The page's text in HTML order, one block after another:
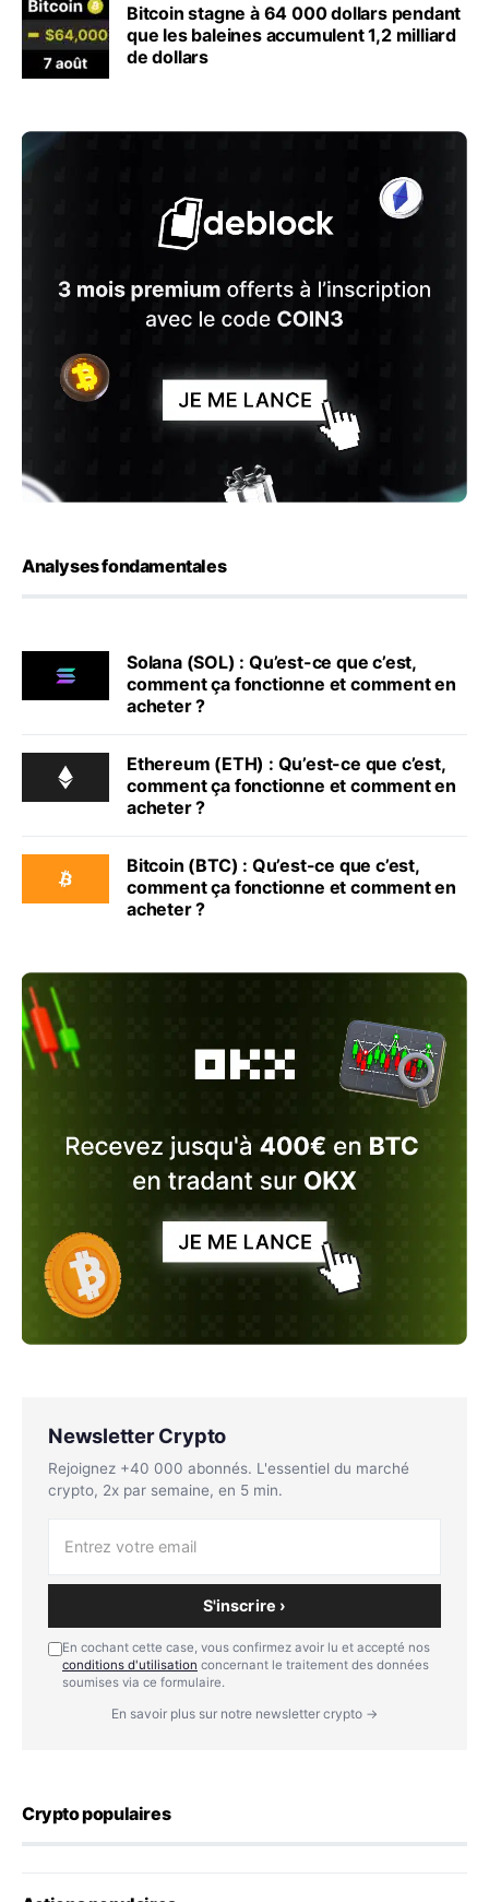
Bitcoin stagne à 64 000 dollars pendant
que les baleines accumulent 1,2 milliard
de dollars
Analyses fondamentales
Solana (SOL) : Qu’est-ce que c’est,
comment ça fonctionne et comment en
acheter ?
Ethereum (ETH) : Qu’est-ce que c’est,
comment ça fonctionne et comment en
acheter ?
Bitcoin (BTC) : Qu’est-ce que c’est,
comment ça fonctionne et comment en
acheter ?
Newsletter Crypto
Rejoignez +40 000 abonnés. L'essentiel du marché
crypto, 2x par semaine, en 5 min.
S'inscrire ›
En cochant cette case, vous confirmez avoir lu et accepté nos
conditions d'utilisation concernant le traitement des données
soumises via ce formulaire.
En savoir plus sur notre newsletter crypto →
Crypto populaires